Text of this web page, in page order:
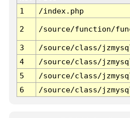
1
/index.php
2 /source/function/
3 /source/class/
4
/source/class/
5
/source/class/
6
/source/class/